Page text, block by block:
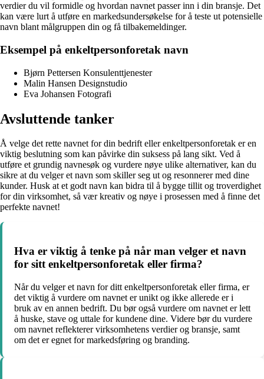
verdier du vil formidle og hvordan navnet passer inn i din bransje. Det
kan være lurt å utføre en markedsundersøkelse for å teste ut potensielle
navn blant målgruppen din og få tilbakemeldinger.
Eksempel på enkeltpersonforetak navn
Bjørn Pettersen Konsulenttjenester
Malin Hansen Designstudio
Eva Johansen Fotografi
Avsluttende tanker
Å velge det rette navnet for din bedrift eller enkeltpersonforetak er en
viktig beslutning som kan påvirke din suksess på lang sikt. Ved å
utføre et grundig navnesøk og vurdere nøye ulike alternativer, kan du
sikre at du velger et navn som skiller seg ut og resonnerer med dine
kunder. Husk at et godt navn kan bidra til å bygge tillit og troverdighet
for din virksomhet, så vær kreativ og nøye i prosessen med å finne det
perfekte navnet!
Hva er viktig å tenke på når man velger et navn
for sitt enkeltpersonforetak eller firma?
Når du velger et navn for ditt enkeltpersonforetak eller firma, er
det viktig å vurdere om navnet er unikt og ikke allerede er i
bruk av en annen bedrift. Du bør også vurdere om navnet er lett
å huske, stave og uttale for kundene dine. Videre bør du vurdere
om navnet reflekterer virksomhetens verdier og bransje, samt
om det er egnet for markedsføring og branding.